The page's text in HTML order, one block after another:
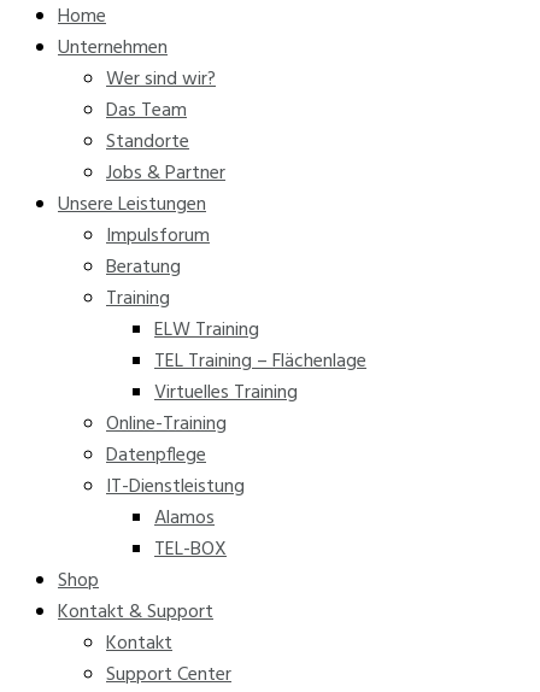
Home
Unternehmen
Wer sind wir?
Das Team
Standorte
Jobs & Partner
Unsere Leistungen
Impulsforum
Beratung
Training
ELW Training
TEL Training – Flächenlage
Virtuelles Training
Online-Training
Datenpflege
IT-Dienstleistung
Alamos
TEL-BOX
Shop
Kontakt & Support
Kontakt
Support Center